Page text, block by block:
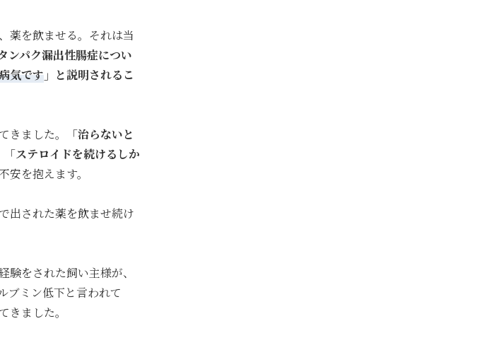
を飲ませる。 それは当
ンパク漏出性腸症につい
気です 」と説明されるこ
ました。 「治らないと
「ステロイドを続けるしか
を抱えます。
出された薬を飲ませ続け
験をされた飼い主様が、
ブミン低下と言われて
ました。